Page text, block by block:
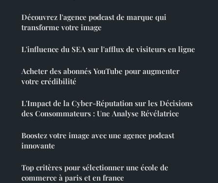
Découvrez l'agence podcast de marque qui
transforme votre image
L'influence du SEA sur l'afflux de visiteurs en ligne
Acheter des abonnés YouTube pour augmenter
votre crédibilité
L'Impact de la Cyber-Réputation sur les Décisions
des Consommateurs : Une Analyse Révélatrice
Boostez votre image avec une agence podcast
innovante
Top critères pour sélectionner une école de
commerce à paris et en france